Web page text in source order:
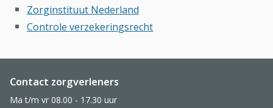
Zorginstituut Nederland
Controle verzekeringsrecht
Website footer
Contact zorgverleners
Ma t/m vr 08.00 - 17.30 uur